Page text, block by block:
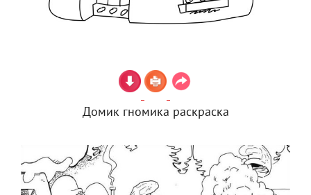
Домик гномика раскраска